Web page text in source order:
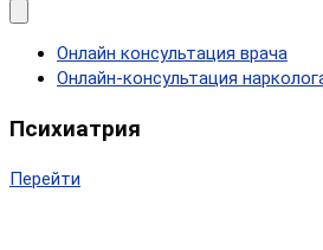
Онлайн консультация врача
Онлайн-консультация
Психиатрия
Перейти